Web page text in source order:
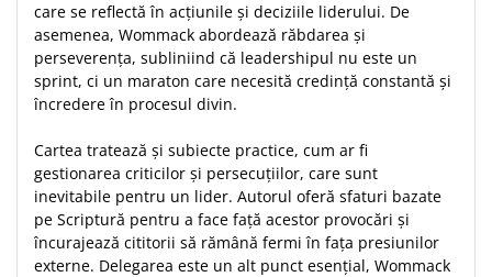
Despre afaceri
Dezvoltare personala
Leadership
Mediu
care se reflectă în acțiunile și deciziile liderului. De
asemenea, Wommack abordează răbdarea și
perseverența, subliniind că leadershipul nu este un
sprint, ci un maraton care necesită credință constantă și
încredere în procesul divin.
Cartea tratează și subiecte practice, cum ar fi
gestionarea criticilor și persecuțiilor, care sunt
inevitabile pentru un lider. Autorul oferă sfaturi bazate
pe Scriptură pentru a face față acestor provocări și
încurajează cititorii să rămână fermi în fața presiunilor
externe. Delegarea este un alt punct esențial, Wommack